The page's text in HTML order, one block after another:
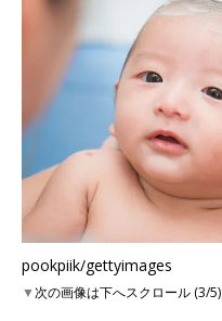
pookpiik/gettyimages
▼次の画像は下へスクロール (3/5)